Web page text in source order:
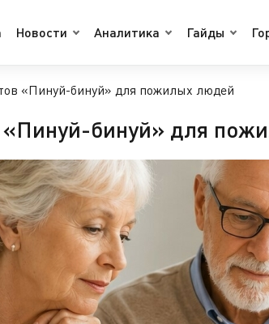
Новости Аналитика Гайды
«Пинуй-бинуй» для пожилых людей
«Пинуй-бинуй» для